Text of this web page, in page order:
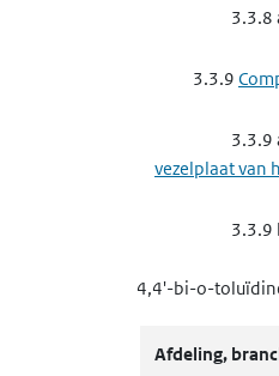
3.3.8
3.3.9
3.3.9
vezelplaat van
3.3.9
3.3.10
4,4'-bi-o-
Afdeling,